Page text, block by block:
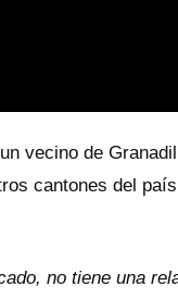
vecino de
cantones del
no tiene una